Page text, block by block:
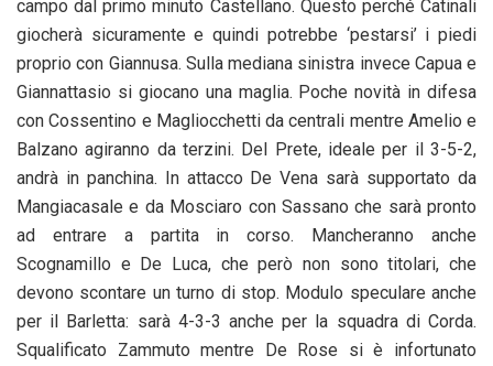
campo dal primo minuto Castellano. Questo perché Catinali
giocherà sicuramente e quindi potrebbe ‘pestarsi’ i piedi
proprio con Giannusa. Sulla mediana sinistra invece Capua e
Giannattasio si giocano una maglia. Poche novità in difesa
con Cossentino e Magliocchetti da centrali mentre Amelio e
Balzano agiranno da terzini. Del Prete, ideale per il 3-5-2,
andrà in panchina. In attacco De Vena sarà supportato da
Mangiacasale e da Mosciaro con Sassano che sarà pronto
ad entrare a partita in corso. Mancheranno anche
Scognamillo e De Luca, che però non sono titolari, che
devono scontare un turno di stop. Modulo speculare anche
per il Barletta: sarà 4-3-3 anche per la squadra di Corda.
Squalificato Zammuto mentre De Rose si è infortunato